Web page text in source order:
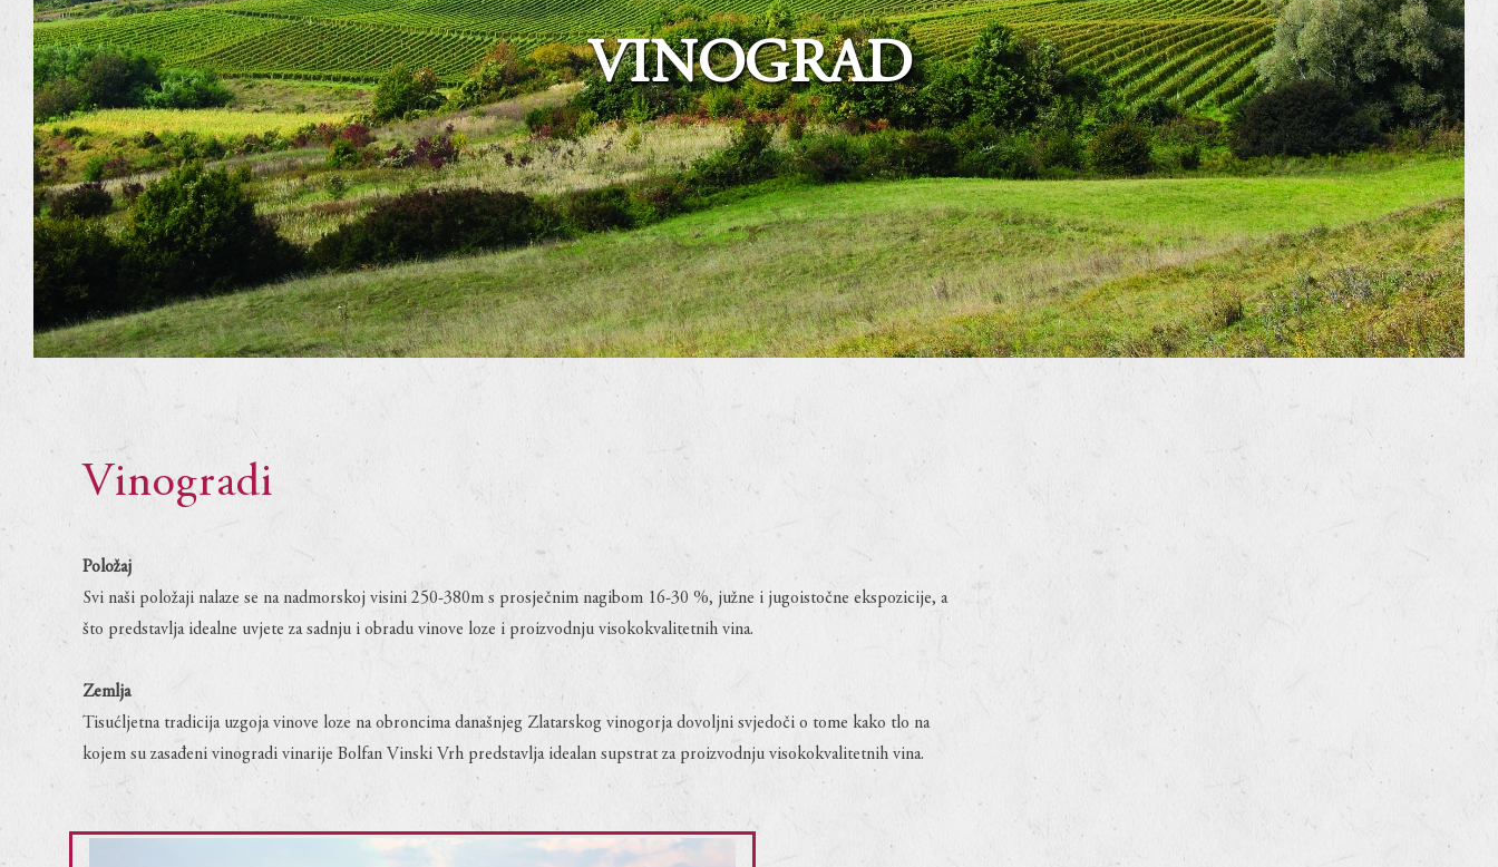
VINOGRAD
Vinogradi
Položaj
Svi naši položaji nalaze se na nadmorskoj visini 250-380m s prosječnim nagibom 16-30 %, južne i jugoistočne ekspozicije, a
što predstavlja idealne uvjete za sadnju i obradu vinove loze i proizvodnju visokokvalitetnih vina.
Zemlja
Tisućljetna tradicija uzgoja vinove loze na obroncima današnjeg Zlatarskog vinogorja dovoljni svjedoči o tome kako tlo na
kojem su zasađeni vinogradi vinarije Bolfan Vinski Vrh predstavlja idealan supstrat za proizvodnju visokokvalitetnih vina.